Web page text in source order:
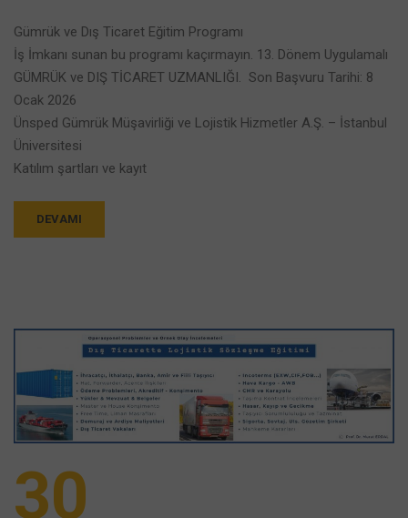
Gümrük ve Dış Ticaret Eğitim Programı
İş İmkanı sunan bu programı kaçırmayın. 13. Dönem Uygulamalı
GÜMRÜK ve DIŞ TİCARET UZMANLIĞI. Son Başvuru Tarihi: 8
Ocak 2026
Ünsped Gümrük Müşavirliği ve Lojistik Hizmetler A.Ş. – İstanbul
Üniversitesi
Katılım şartları ve kayıt
DEVAMI
30